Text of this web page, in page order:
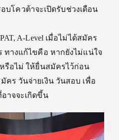
บโควต้าจะเปิดรับช่วงเดือน
A-Level เมื่อไม่ได้สมัคร
างแก้ไขคือ หากยังไม่แน่ใจ
รือไม่ ให้ยื่นสมัครไว้ก่อน
คร วันจ่ายเงิน วันสอบ เพื่อ
าจจะเกิดขึ้น